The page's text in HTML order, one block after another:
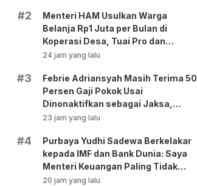
#2
Menteri HAM Usulkan Warga
Belanja Rp1 Juta per Bulan di
Koperasi Desa, Tuai Pro dan
Kontra!
24 jam yang lalu
#3
Febrie Adriansyah Masih Terima 50
Persen Gaji Pokok Usai
Dinonaktifkan sebagai Jaksa,
Tunjangan ASN Dihentikan!
23 jam yang lalu
#4
Purbaya Yudhi Sadewa Berkelakar
kepada IMF dan Bank Dunia: Saya
Menteri Keuangan Paling Tidak
Beruntung di Dunia!
20 jam yang lalu